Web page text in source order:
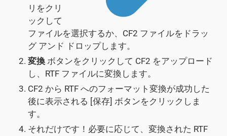
リをクリ
ックして
ファイルを選択するか、CF2 ファイルをドラッ
グ アンド ドロップします。
変換 ボタンをクリックして CF2 をアップロード
し、RTF ファイルに変換します。
CF2 から RTF へのフォーマット変換が成功した
後に表示される [保存] ボタンをクリックしま
す。
それだけです！必要に応じて、変換された RTF